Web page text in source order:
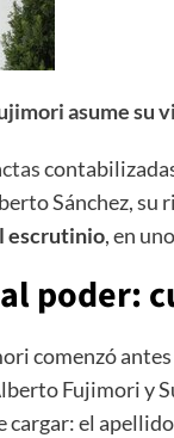
asume su
Sánchez, su
escrutinio, en
poder:
comenzó
Fujimori y
cargar: el